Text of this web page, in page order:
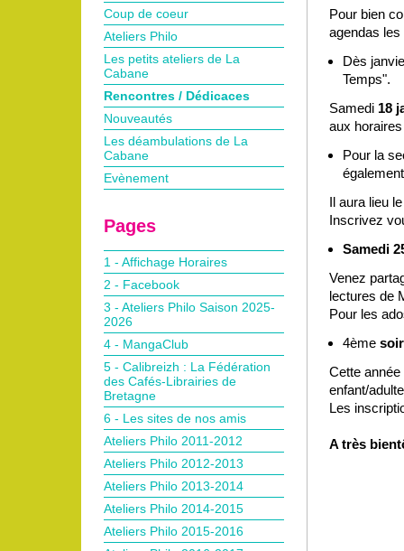
Pour bien
agendas
Dès
Temps".
Samedi 18
aux
Pour la
Il aura lieu
Inscrivez
Samedi
Venez
lectures de
Pour les
4ème
Cette
enfant/adulte
Les
A très
Coup de coeur
Ateliers Philo
Les petits ateliers de La
Cabane
Rencontres / Dédicaces
Nouveautés
Les déambulations de La
Cabane
Evènement
Pages
1 - Affichage Horaires
2 - Facebook
3 - Ateliers Philo Saison 2025-
2026
4 - MangaClub
5 - Calibreizh : La Fédération
des Cafés-Librairies de
Bretagne
6 - Les sites de nos amis
Ateliers Philo 2011-2012
Ateliers Philo 2012-2013
Ateliers Philo 2013-2014
Ateliers Philo 2014-2015
Ateliers Philo 2015-2016